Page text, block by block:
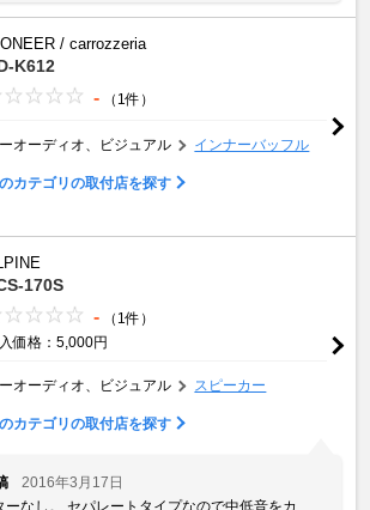
/ carrozzeria
K612
- （1件）
オーディオ、ビジュアル インナーバッフル
カテゴリの取付店を探す
170S
-
（1件）
価格：5,000円
オーディオ、ビジュアル スピーカー
カテゴリの取付店を探す
2016年3月17日
なし。 セパレートタイプなので中低音をカ